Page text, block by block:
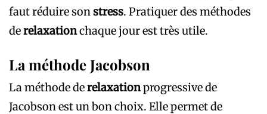
faut réduire sonstress. Pratiquer des méthodes
derelaxationchaque jour est très utile.
La méthode Jacobson
La méthode derelaxationprogressive de
Jacobson est un bon choix. Elle permet de